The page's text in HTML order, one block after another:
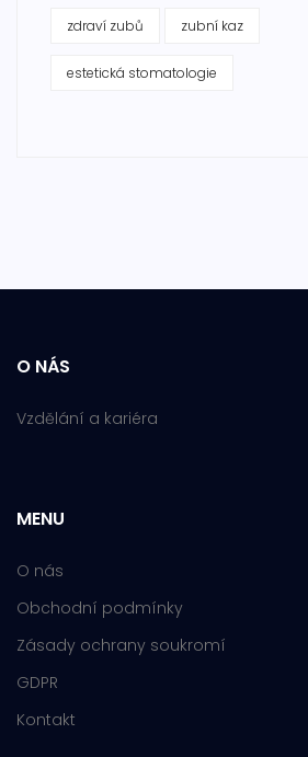
zdraví zubů zubní kaz
estetická stomatologie
O NÁS
Vzdělání a kariéra
MENU
O nás
Obchodní podmínky
Zásady ochrany soukromí
GDPR
Kontakt